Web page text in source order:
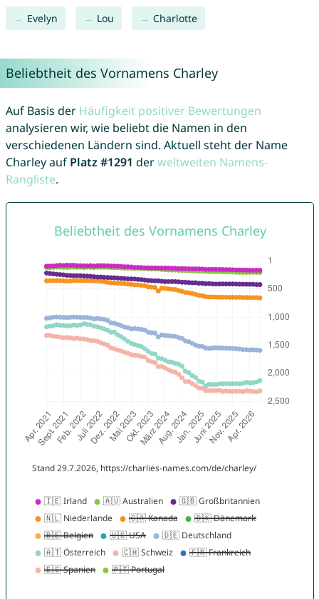
Evelyn Lou Charlotte
Beliebtheit des Vornamens Charley
Auf Basis der Häufigkeit positiver Bewertungen
analysieren wir, wie beliebt die Namen in den
verschiedenen Ländern sind. Aktuell steht der Name
Charley auf Platz #1291 derweltweiten Namens-
Rangliste.